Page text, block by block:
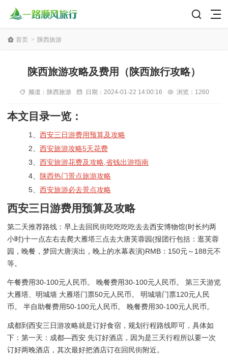
首页 > 陕西旅游
陕西旅游攻略及费用（陕西旅行攻略）
频道： 陕西旅游 日期： 2024-01-22 14:00:16 浏览：1260
本文目录一览：
1、 西安三日游费用预算及攻略
2、 西安旅游攻略5天花费
3、 西安旅游花费及攻略,省钱出游指南
4、
陕西热门景点旅游攻略
5、 西安旅游必去景点攻略
西安三日游费用预算及攻略
第二天推荐路线：早上去回民街吃吃吃吃去去西安博物馆(时长约两
小时)十一点左右去爬大雁塔三点去大唐芙蓉园(报团行包括：逛芙蓉
园，晚餐，梦回大唐演出，晚上的水幕表演)RMB：150元～188元不
等。
午餐费用30-100元人民币。 晚餐费用30-100元人民币。 第三天游览
大雁塔、明城墙 大雁塔门票50元人民币。 明城墙门票120元人民
币。 半自助餐费用50-100元人民币。 晚餐费用30-100元人民币。
成都到西安三日游攻略就是订好食宿，规划行程路线即可，具体如
下：第一天：成都—西安 先订好酒店，因为是三天行程所以要一次
订好两晚酒店，其次最好把酒店订在回民街附近。